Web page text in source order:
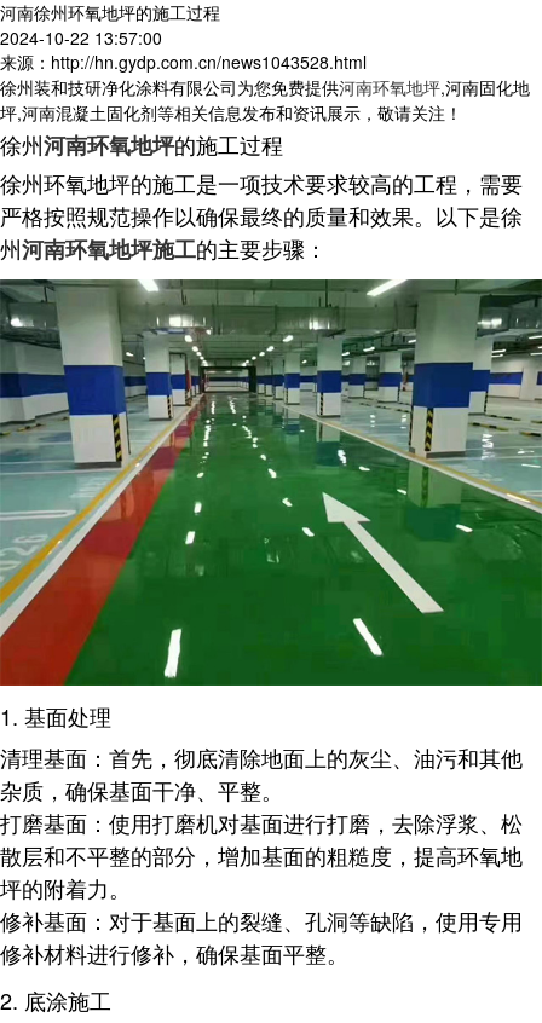
河南徐州环氧地坪的施工过程
2024-10-22 13:57:00
来源：http://hn.gydp.com.cn/news1043528.html
徐州装和技研净化涂料有限公司为您免费提供河南环氧地坪,河南固化地
坪,河南混凝土固化剂等相关信息发布和资讯展示，敬请关注！
徐州河南环氧地坪的施工过程
徐州环氧地坪的施工是一项技术要求较高的工程，需要
严格按照规范操作以确保最终的质量和效果。以下是徐
州河南环氧地坪施工的主要步骤：
1. 基面处理
清理基面 ：首先，彻底清除地面上的灰尘、油污和其他
杂质，确保基面干净、平整。
打磨基面 ：使用打磨机对基面进行打磨，去除浮浆、松
散层和不平整的部分，增加基面的粗糙度，提高环氧地
坪的附着力。
修补基面 ：对于基面上的裂缝、孔洞等缺陷，使用专用
修补材料进行修补，确保基面平整。
2. 底涂施工